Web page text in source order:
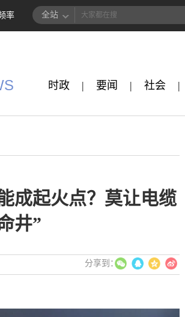
率 全站
时政 | 要闻 | 社会 |
成起火点？莫让电缆
井”